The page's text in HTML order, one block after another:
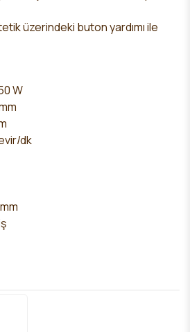
üzerindeki buton yardımı ile
W
dk